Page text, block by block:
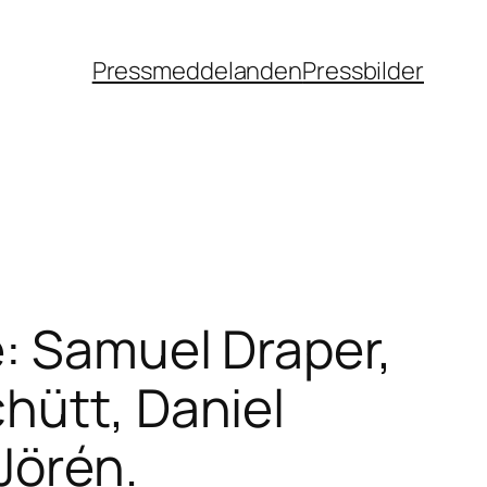
PressmeddelandenPressbilder
Draper,
Daniel